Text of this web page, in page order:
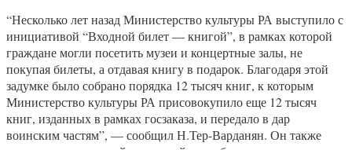
“Несколько лет назад Министерство культуры РА выступило с
инициативой “Входной билет — книгой”, в рамках которой
граждане могли посетить музеи и концертные залы, не
покупая билеты, а отдавая книгу в подарок. Благодаря этой
задумке было собрано порядка 12 тысяч книг, к которым
Министерство культуры РА присовокупило еще 12 тысяч
книг, изданных в рамках госзаказа, и передало в дар
воинским частям”, — сообщил Н.Тер-Варданян. Он также